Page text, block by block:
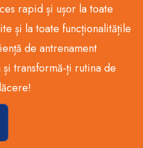
rapid și ușor la toate
și la toate funcționalitățile
de antrenament
transformă-ți rutina de